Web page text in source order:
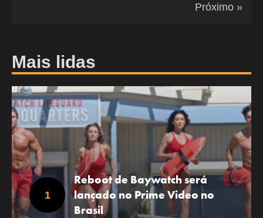
Próximo »
Mais lidas
Reboot de Baywatch será
lançado no Prime Video no
Brasil